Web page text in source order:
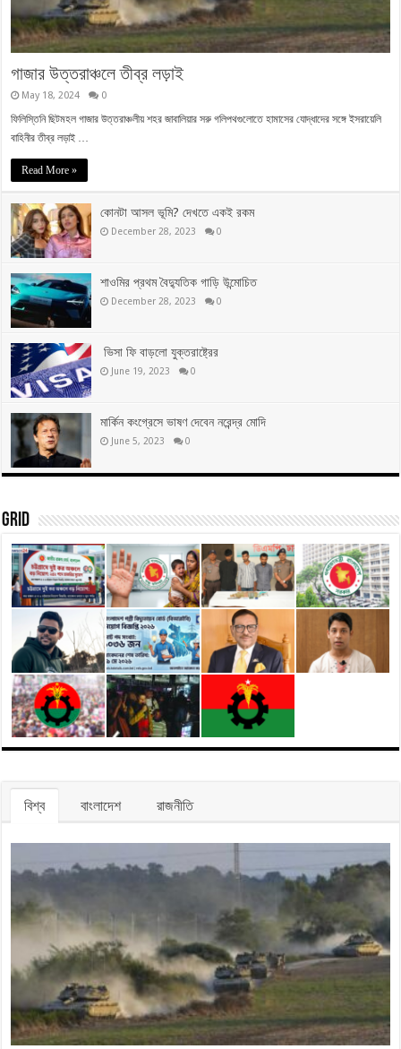
গাজার উত্তরাঞ্চলে তীব্র লড়াই
May 18, 2024 0
ফিলিস্তিনি ছিটমহল গাজার উত্তরাঞ্চলীয় শহর জাবালিয়ার সরু গলিপথগুলোতে হামাসের যোদ্ধাদের সঙ্গে ইসরায়েলি
বাহিনীর তীব্র লড়াই …
Read More »
কোনটা আসল ভূমি? দেখতে একই রকম
December 28, 2023 0
শাওমির প্রথম বৈদ্যুতিক গাড়ি উন্মোচিত
December 28, 2023 0
ভিসা ফি বাড়লো যুক্তরাষ্ট্রের
June 19, 2023 0
মার্কিন কংগ্রেসে ভাষণ দেবেন নরেন্দ্র মোদি
June 5, 2023 0
Grid
বিশ্ব বাংলাদেশ রাজনীতি